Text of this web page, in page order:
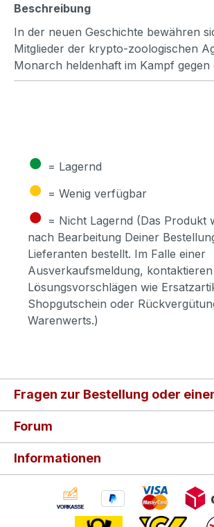
Beschreibung
In der neuen Geschichte bewähren
Mitglieder der krypto-zoologischen
Monarch heldenhaft im Kampf
● = Lagernd
● = Wenig verfügbar
● = Nicht Lagernd (Das Produkt
nach Bearbeitung Deiner
Lieferanten bestellt. Im Falle einer
Ausverkaufsmeldung,
Lösungsvorschlägen wie
Shopgutschein oder
Warenwerts.)
Fragen zur Bestellung oder
Forum
Informationen